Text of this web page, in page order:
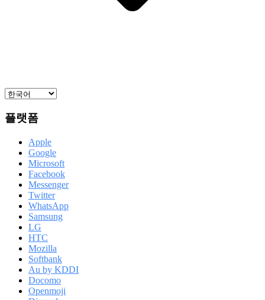
플랫폼
Apple
Google
Microsoft
Facebook
Messenger
Twitter
WhatsApp
Samsung
LG
HTC
Mozilla
Softbank
Au by KDDI
Docomo
Openmoji